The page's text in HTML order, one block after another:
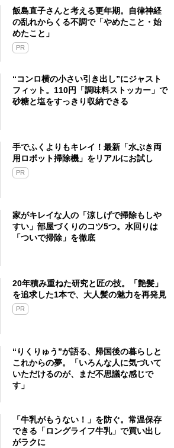
飯島直子さんと考える更年期。自律神経
の乱れからくる不調で「やめたこと・始
めたこと」
PR
“コンロ横の小さい引き出し”にジャスト
フィット。110円「調味料ストッカー」で
砂糖と塩をすっきり収納できる
手でふくよりもキレイ！最新「水ぶき両
用ロボット掃除機」をリアルにお試し
PR
家がキレイな人の「涼しげで掃除もしや
すい」部屋づくりのコツ5つ。水回りは
「ついで掃除」を徹底
20年積み重ねた研究と匠の技。「艶髪」
を追求した1本で、大人髪の魅力を再発見
PR
“りくりゅう”が語る、帰国後の暮らしと
これからの夢。「いろんな人に気づいて
いただけるのが、まだ不思議な感じで
す」
「牛乳がもうない！」を防ぐ。常温保存
できる「ロングライフ牛乳」で買い出し
がラクに